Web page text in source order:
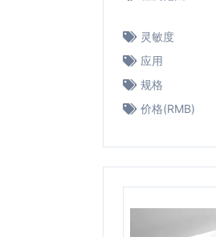
灵敏度
应用
规格
价格(RMB)